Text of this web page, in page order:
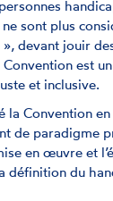
sont plus
devant jouir
Convention est
et inclusive.
la Convention
de paradigme
en œuvre et
définition du